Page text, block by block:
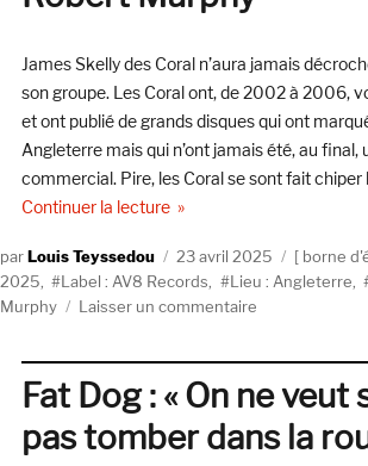
ans
James Skelly des Coral n’aura jamais
son groupe. Les Coral ont, de 2002 à 2006,
et ont publié de grands disques qui ont
Angleterre mais qui n’ont jamais été, au final,
commercial. Pire, les Coral se sont fait chiper
Continuer la lecturede « La course folle de
AuteurLouis Teyssedou
Publié
le
23 avril 2025 borne
2025
Label : AV8 Records Lieu : Angleterre
Murphy
Laisser un commentaire
de
Michael
Robert
Fat Dog : « On ne
pas tomber dans la